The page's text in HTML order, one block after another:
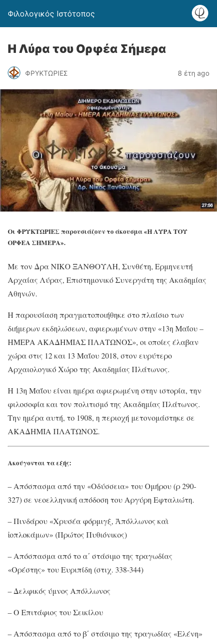
Φιλολογικός Ιστότοπος
Η Λύρα του Ορφέα Σήμερα
ΦΡΥΚΤΩΡΙΕΣ 8 έτη ago
Οι ΦΡΥΚΤΩΡΙΕΣ παρουσιάζουν το άκουσμα «Η ΛΥΡΑ ΤΟΥ
ΟΡΦΕΑ ΣΗΜΕΡΑ».
Με τον Δρα ΝΙΚΟ ΞΑΝΘΟΥΛΗ, Συνθέτη, Ερμηνευτή
Αρχαίας Λύρας, Επιστημονικό Συνεργάτη της Ακαδημίας
Αθηνών.
Η παρουσίαση πραγματοποιήθηκε στο πλαίσιο των
διήμερων εκδηλώσεων, αφιερωμένων στην «13η Μαΐου –
ΗΜΕΡΑ ΑΚΑΔΗΜΙΑΣ ΠΛΑΤΩΝΟΣ», οι οποίες έλαβαν
χώρα στις 12 και 13 Μαΐου 2018, στον ευρύτερο
Αρχαιολογικό Χώρο της Ακαδημίας Πλάτωνος.
Η 13η Μαΐου είναι ημέρα αφιερωμένη στην ιστορία, την
φιλοσοφία και τον πολιτισμό της Ακαδημίας Πλάτωνος.
Την ημέρα αυτή, το 1908, η περιοχή μετονομάστηκε σε
ΑΚΑΔΗΜΙΑ ΠΛΑΤΩΝΟΣ.
Ακούγονται τα εξής:
– Απόσπασμα από την «Οδύσσεια» του Ομήρου (ρ 290-
327) σε νεοελληνική απόδοση του Αργύρη Εφταλιώτη.
– Πινδάρου «Χρυσέα φόρμιγξ, Ἀπόλλωνος καὶ
ἰοπλοκάμων» (Πρώτος Πυθιόνικος)
– Απόσπασμα από το α΄ στάσιμο της τραγωδίας
«Ορέστης» του Ευριπίδη (στιχ. 338-344)
– Δελφικός ύμνος Απόλλωνος
– Ο Επιτάφιος του Σεικίλου
– Απόσπασμα από το β΄ στάσιμο της τραγωδίας «Ελένη»